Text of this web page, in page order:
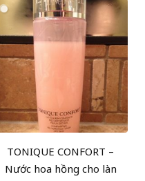
TONIQUE CONFORT –
Nước hoa hồng cho làn